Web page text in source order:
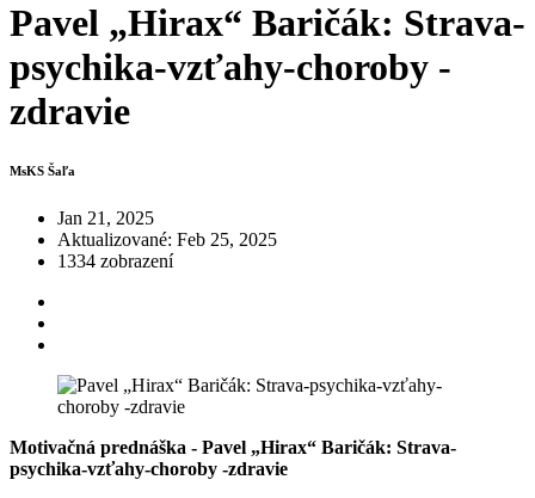
Pavel „Hirax“ Baričák: Strava-
psychika-vzťahy-choroby -
zdravie
MsKS Šaľa
Jan 21, 2025
Aktualizované: Feb 25, 2025
1334 zobrazení
Motivačná prednáška - Pavel „Hirax“ Baričák: Strava-
psychika-vzťahy-choroby -zdravie